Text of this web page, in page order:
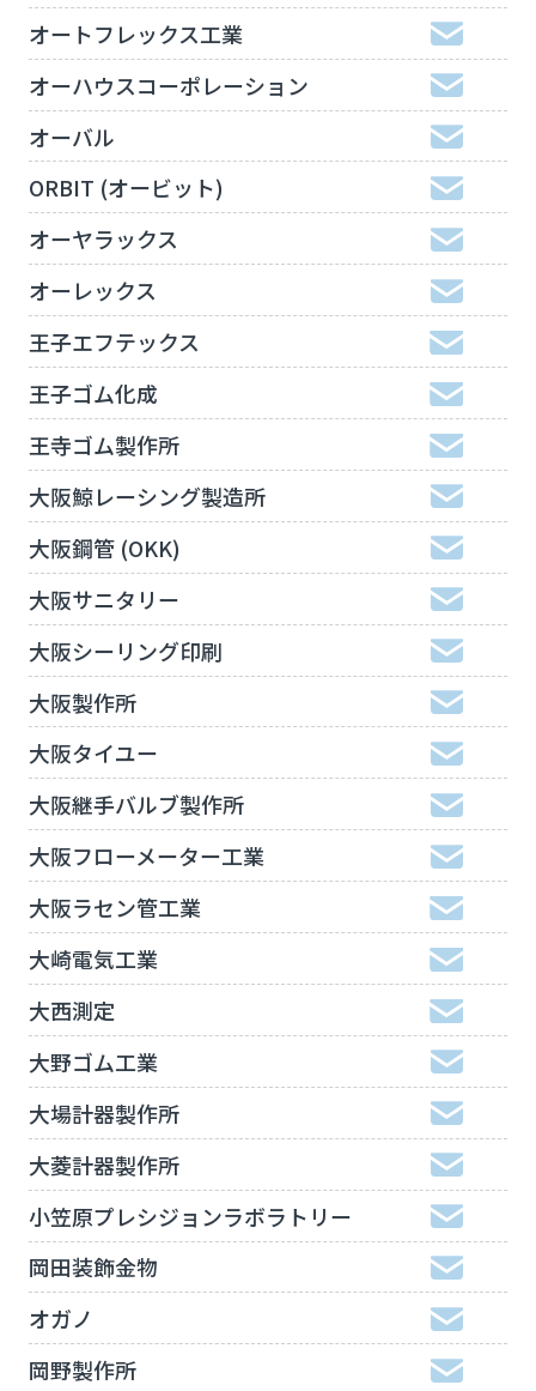
オートフレックス工業
オーハウスコーポレーション
オーバル
ORBIT (オービット)
オーヤラックス
オーレックス
王子エフテックス
王子ゴム化成
王寺ゴム製作所
大阪鯨レーシング製造所
大阪鋼管 (OKK)
大阪サニタリー
大阪シーリング印刷
大阪製作所
大阪タイユー
大阪継手バルブ製作所
大阪フローメーター工業
大阪ラセン管工業
大崎電気工業
大西測定
大野ゴム工業
大場計器製作所
大菱計器製作所
小笠原プレシジョンラボラトリー
岡田装飾金物
オガノ
岡野製作所